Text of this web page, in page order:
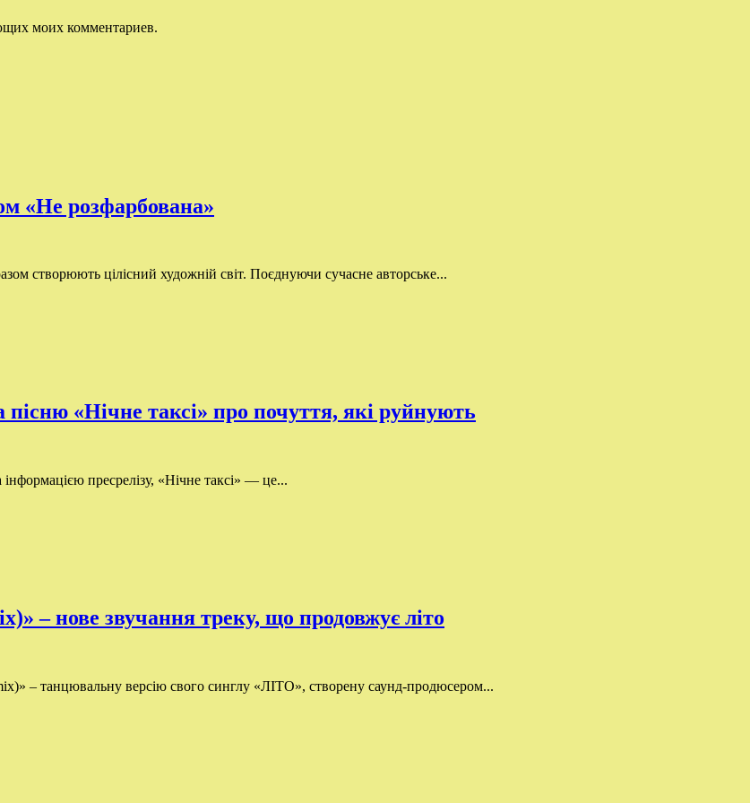
моих комментариев.
«Не розфарбована»
створюють цілісний художній світ. Поєднуючи сучасне авторське...
«Нічне таксі» про почуття, які руйнують
пресрелізу, «Нічне таксі» — це...
– нове звучання треку, що продовжує літо
– танцювальну версію свого синглу «ЛІТО», створену саунд-продюсером...